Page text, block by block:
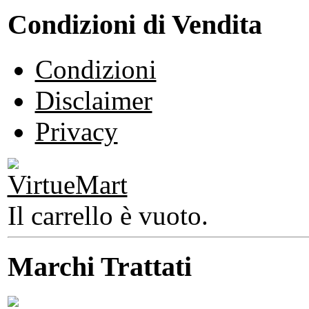
Condizioni di Vendita
Condizioni
Disclaimer
Privacy
Il carrello è vuoto.
Marchi Trattati